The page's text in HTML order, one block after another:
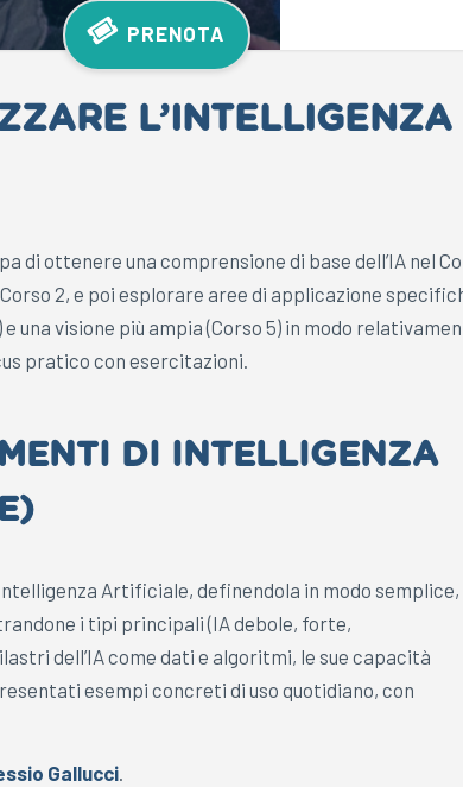
PRENOTA
L’INTELLIGENZA
di ottenere una comprensione di base dell’IA nel
2, e poi esplorare aree di applicazione
una visione più ampia (Corso 5) in modo
pratico con esercitazioni.
DI INTELLIGENZA
Artificiale, definendola in modo semplice,
i tipi principali (IA debole, forte,
dell’IA come dati e algoritmi, le sue capacità
esempi concreti di uso quotidiano, con
Gallucci.